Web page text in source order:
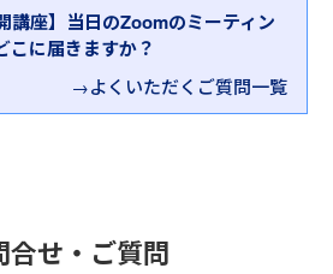
を構築していただくために、
業観の養成」「戦略形成」「内
構築」「会社法のポイント」など
講座】当日のZoomのミーティン
こに届きますか？
→よくいただくご質問一覧
合せ・ご質問